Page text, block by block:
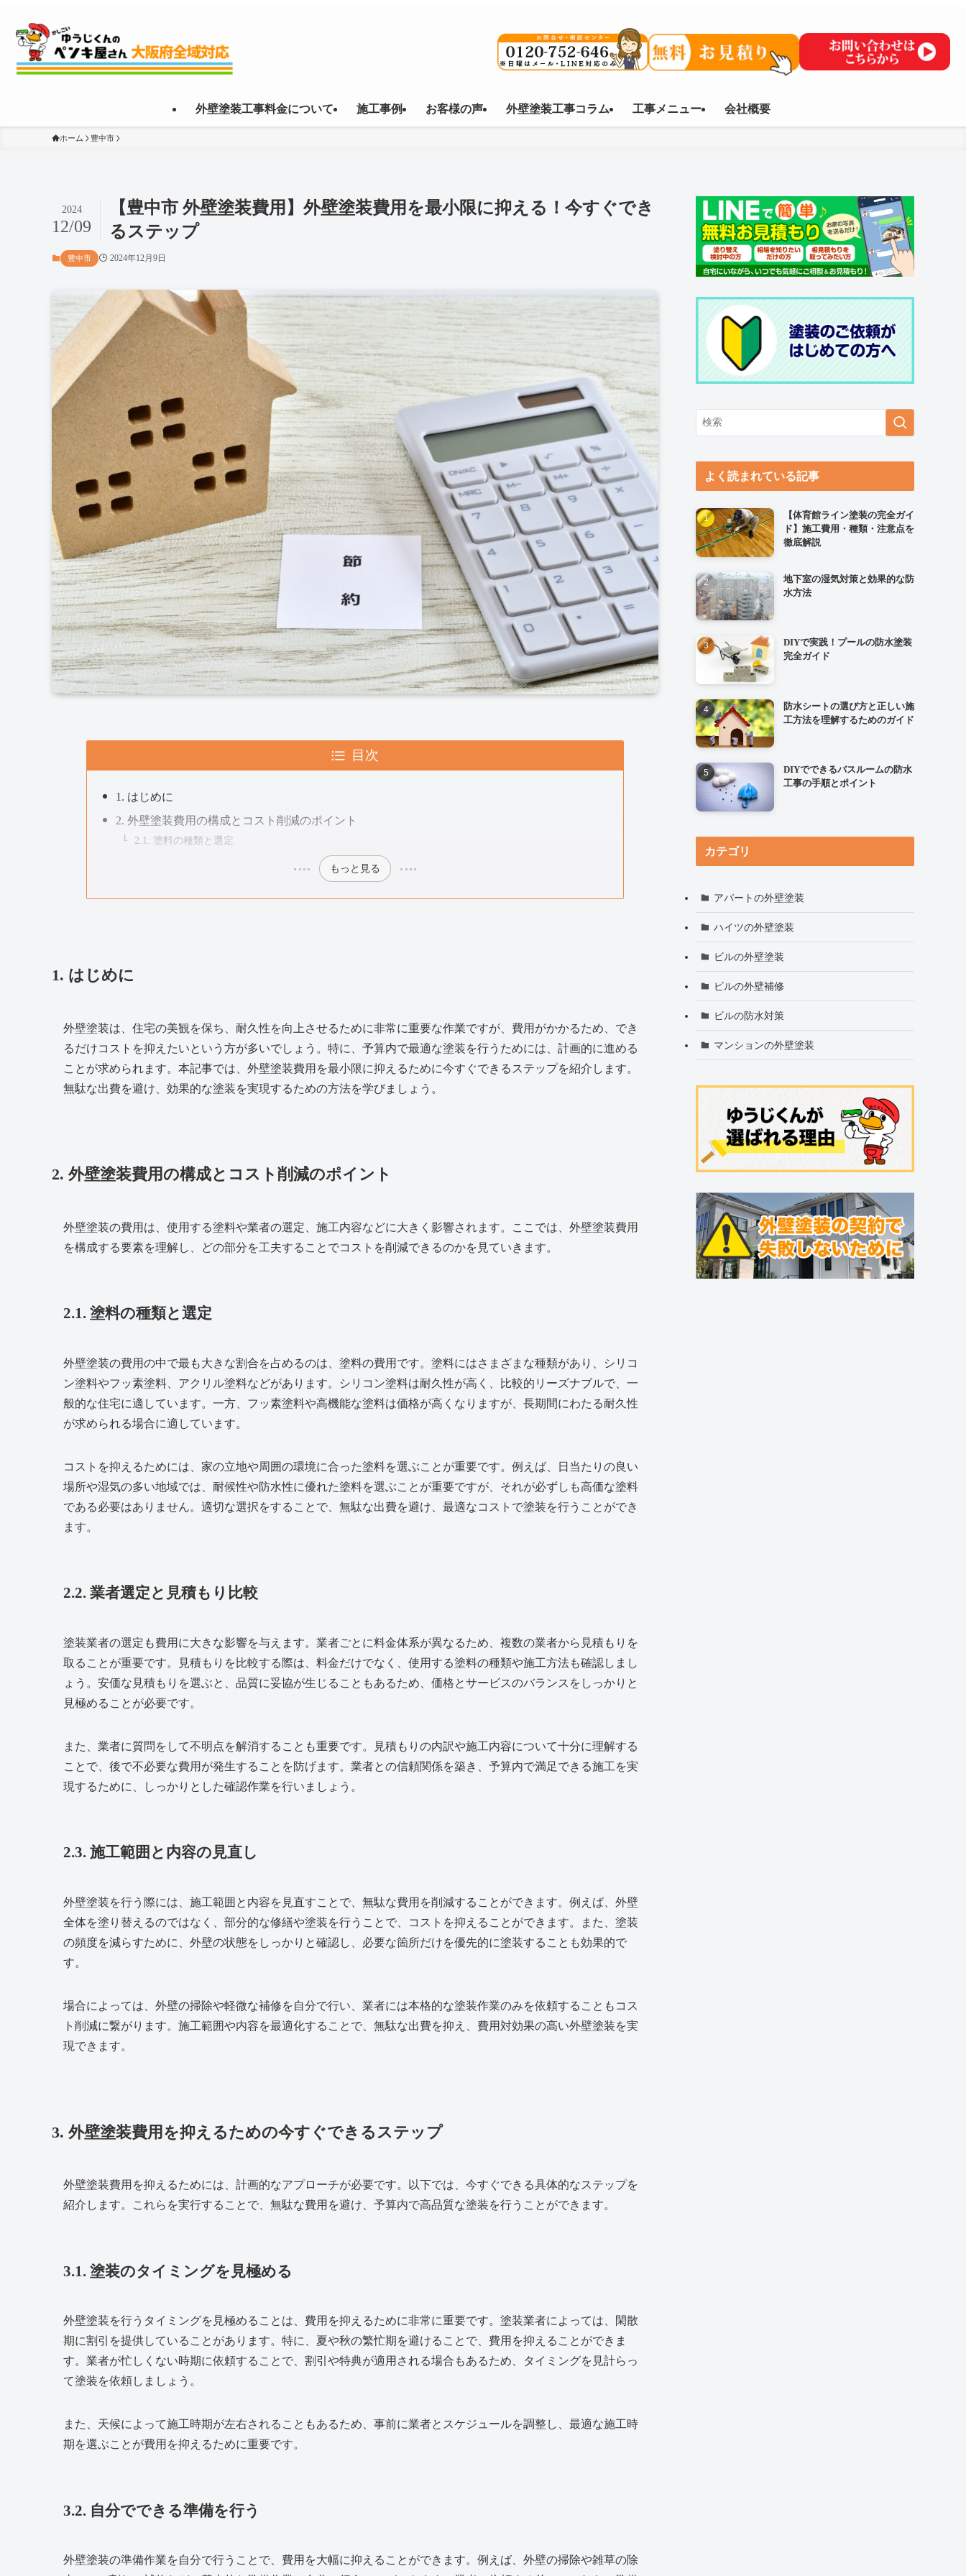
外壁塗装工事料金について 施工事例 お客様の声 外壁塗装工事コラム 工事メニュー 会社概要
ホーム 豊中市
【豊中市 外壁塗装費用】外壁塗装費用を最小限に抑える！今すぐでき
るステップ
2024
12/09
豊中市 2024年12月9日
目次
1. はじめに
2. 外壁塗装費用の構成とコスト削減のポイント
2.1. 塗料の種類と選定
もっと見る
1. はじめに
外壁塗装は、住宅の美観を保ち、耐久性を向上させるために非常に重要な作業ですが、費用がかかるため、でき
るだけコストを抑えたいという方が多いでしょう。特に、予算内で最適な塗装を行うためには、計画的に進める
ことが求められます。本記事では、外壁塗装費用を最小限に抑えるために今すぐできるステップを紹介します。
無駄な出費を避け、効果的な塗装を実現するための方法を学びましょう。
2. 外壁塗装費用の構成とコスト削減のポイント
外壁塗装の費用は、使用する塗料や業者の選定、施工内容などに大きく影響されます。ここでは、外壁塗装費用
を構成する要素を理解し、どの部分を工夫することでコストを削減できるのかを見ていきます。
2.1. 塗料の種類と選定
外壁塗装の費用の中で最も大きな割合を占めるのは、塗料の費用です。塗料にはさまざまな種類があり、シリコ
ン塗料やフッ素塗料、アクリル塗料などがあります。シリコン塗料は耐久性が高く、比較的リーズナブルで、一
般的な住宅に適しています。一方、フッ素塗料や高機能な塗料は価格が高くなりますが、長期間にわたる耐久性
が求められる場合に適しています。
コストを抑えるためには、家の立地や周囲の環境に合った塗料を選ぶことが重要です。例えば、日当たりの良い
場所や湿気の多い地域では、耐候性や防水性に優れた塗料を選ぶことが重要ですが、それが必ずしも高価な塗料
である必要はありません。適切な選択をすることで、無駄な出費を避け、最適なコストで塗装を行うことができ
ます。
2.2. 業者選定と見積もり比較
塗装業者の選定も費用に大きな影響を与えます。業者ごとに料金体系が異なるため、複数の業者から見積もりを
取ることが重要です。見積もりを比較する際は、料金だけでなく、使用する塗料の種類や施工方法も確認しまし
ょう。安価な見積もりを選ぶと、品質に妥協が生じることもあるため、価格とサービスのバランスをしっかりと
見極めることが必要です。
また、業者に質問をして不明点を解消することも重要です。見積もりの内訳や施工内容について十分に理解する
ことで、後で不必要な費用が発生することを防げます。業者との信頼関係を築き、予算内で満足できる施工を実
現するために、しっかりとした確認作業を行いましょう。
2.3. 施工範囲と内容の見直し
外壁塗装を行う際には、施工範囲と内容を見直すことで、無駄な費用を削減することができます。例えば、外壁
全体を塗り替えるのではなく、部分的な修繕や塗装を行うことで、コストを抑えることができます。また、塗装
の頻度を減らすために、外壁の状態をしっかりと確認し、必要な箇所だけを優先的に塗装することも効果的で
す。
場合によっては、外壁の掃除や軽微な補修を自分で行い、業者には本格的な塗装作業のみを依頼することもコス
ト削減に繋がります。施工範囲や内容を最適化することで、無駄な出費を抑え、費用対効果の高い外壁塗装を実
現できます。
3. 外壁塗装費用を抑えるための今すぐできるステップ
外壁塗装費用を抑えるためには、計画的なアプローチが必要です。以下では、今すぐできる具体的なステップを
紹介します。これらを実行することで、無駄な費用を避け、予算内で高品質な塗装を行うことができます。
3.1. 塗装のタイミングを見極める
外壁塗装を行うタイミングを見極めることは、費用を抑えるために非常に重要です。塗装業者によっては、閑散
期に割引を提供していることがあります。特に、夏や秋の繁忙期を避けることで、費用を抑えることができま
す。業者が忙しくない時期に依頼することで、割引や特典が適用される場合もあるため、タイミングを見計らっ
て塗装を依頼しましょう。
また、天候によって施工時期が左右されることもあるため、事前に業者とスケジュールを調整し、最適な施工時
期を選ぶことが費用を抑えるために重要です。
3.2. 自分でできる準備を行う
外壁塗装の準備作業を自分で行うことで、費用を大幅に抑えることができます。例えば、外壁の掃除や雑草の除
よく読まれている記事
【体育館ライン塗装の完全ガイ
ド】施工費用・種類・注意点を
徹底解説
地下室の湿気対策と効果的な防
水方法
DIYで実践！プールの防水塗装
完全ガイド
防水シートの選び方と正しい施
工方法を理解するためのガイド
DIYでできるバスルームの防水
工事の手順とポイント
カテゴリ
アパートの外壁塗装
ハイツの外壁塗装
ビルの外壁塗装
ビルの外壁補修
ビルの防水対策
マンションの外壁塗装